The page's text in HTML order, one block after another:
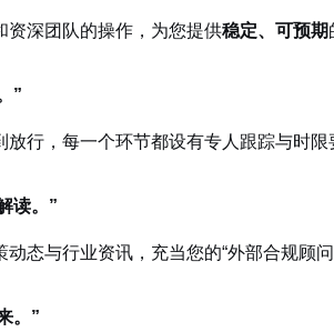
资深团队的操作，为您提供稳定、可预期
”
行，每一个环节都设有专人跟踪与时
读。”
态与行业资讯，充当您的“外部合规顾
。”